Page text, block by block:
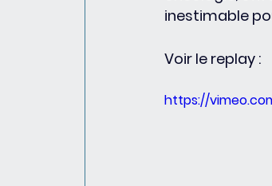
inestimable
Voir le replay :
https://